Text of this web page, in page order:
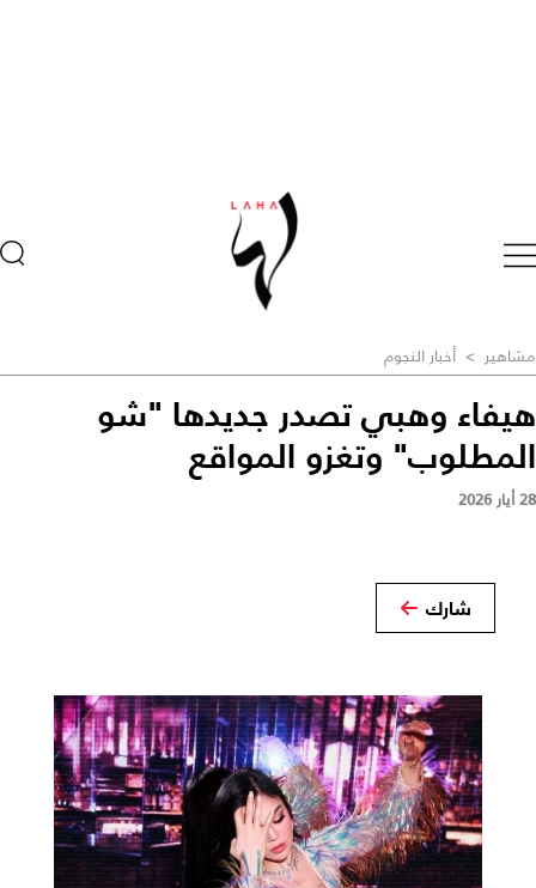
مشاهير > أخبار النجوم
هيفاء وهبي تصدر جديدها "شو
المطلوب" وتغزو المواقع
28 أيار 2026
شارك